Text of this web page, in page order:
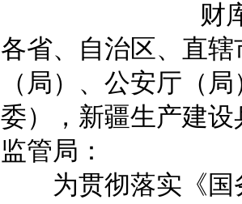
财
各省、自治区、直
（局）、公安厅（
委），新疆生产建
监管局：
为贯彻落实《国